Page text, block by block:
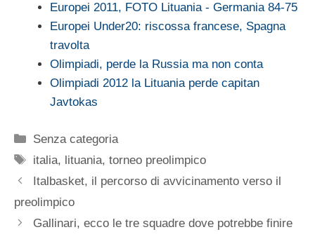
Europei 2011, FOTO Lituania - Germania 84-75
Europei Under20: riscossa francese, Spagna
travolta
Olimpiadi, perde la Russia ma non conta
Olimpiadi 2012 la Lituania perde capitan
Javtokas
Categorie
Senza categoria
Tag
italia, lituania,torneo preolimpico
Italbasket, il percorso di avvicinamento verso il
preolimpico
Gallinari, ecco le tre squadre dove potrebbe finire